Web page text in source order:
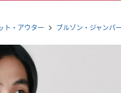
ト・アウター navigate_next ブルゾン・ジャンパー